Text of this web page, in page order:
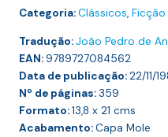
Categoria:Clássicos, Ficção
Tradução:João Pedro de
EAN:9789727084562
Data de publicação:22/11/
Nº de páginas:359
Formato:13,8 x 21 cms
Acabamento:Capa Mole